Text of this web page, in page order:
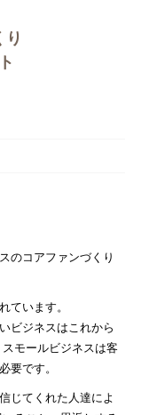
のコアファンづくり
ています。
ビジネスはこれから
モールビジネスは客
要です。
じてくれた人達によ